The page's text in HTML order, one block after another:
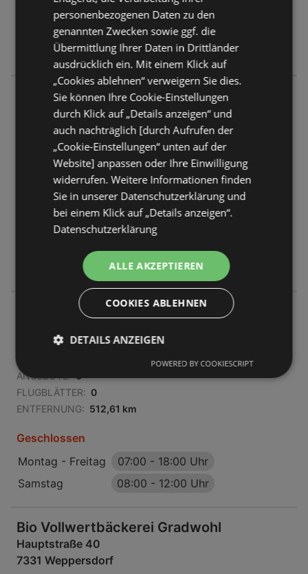
Geschlossen
Montag - Freitag
07:00-18:30 Uhr
Samstag
07:00-17:00 Uhr
Bio Vollwertbäckerei Gradwohl
Naglergasse 3
1010 Wien
ANGEBOTE: 0
FLUGBLÄTTER: 0
ENTFERNUNG: 511,9 km
Geschlossen
08:30-17:00 Uhr
Bio Vollwertbäckerei Gradwohl
1010 Wien
ANGEBOTE: 0
FLUGBLÄTTER: 0
ENTFERNUNG: 512,61 km
Geschlossen
Montag - Freitag
07:00 - 18:00 Uhr
Samstag
08:00 - 12:00 Uhr
Bio Vollwertbäckerei Gradwohl
Hauptstraße 40
7331 Weppersdorf
personenbezogenen Daten zu den
genannten Zwecken sowie ggf. die
Übermittlung Ihrer Daten in Drittländer
ausdrücklich ein. Mit einem Klick auf
„Cookies ablehnen“ verweigern Sie dies.
Sie können Ihre Cookie-Einstellungen
durch Klick auf „Details anzeigen“ und
auch nachträglich [durch Aufrufen der
„Cookie-Einstellungen“ unten auf der
Website] anpassen oder Ihre Einwilligung
widerrufen. Weitere Informationen finden
Sie in unserer Datenschutzerklärung und
bei einem Klick auf „Details anzeigen“.
Datenschutzerklärung
ALLE AKZEPTIEREN
COOKIES ABLEHNEN
DETAILS ANZEIGEN
POWERED BY COOKIESCRIPT